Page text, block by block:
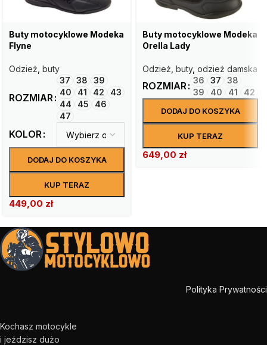
Buty motocyklowe Modeka
Flyne
Odzież buty
ROZMIAR
37 38
39
40
41 42
43
44
45
46
47
KOLOR
DODAJ DO KOSZYKA
KUP TERAZ
449,00 zł
Buty motocyklowe Modeka
Orella Lady
Odzież buty, odzież damska
ROZMIAR 36 37
38
39
40 41 42
DODAJ DO KOSZYKA
KUP TERAZ
649,00 zł
Polityka Prywatności
Kochasz motocykle
i jeździsz dużo